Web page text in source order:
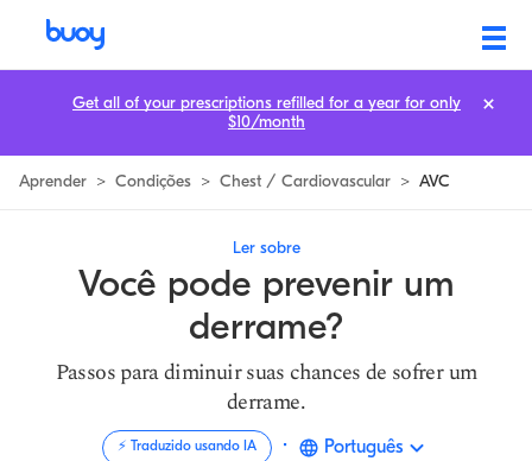
Aprender > Condições > Chest / Cardiovascular > AVC
Ler sobre
Você pode prevenir um
derrame?
Passos para diminuir suas chances de sofrer um
derrame.
⚡️ Traduzido usando IA · Português
Get all of your prescriptions refilled for a year for only
$10/month